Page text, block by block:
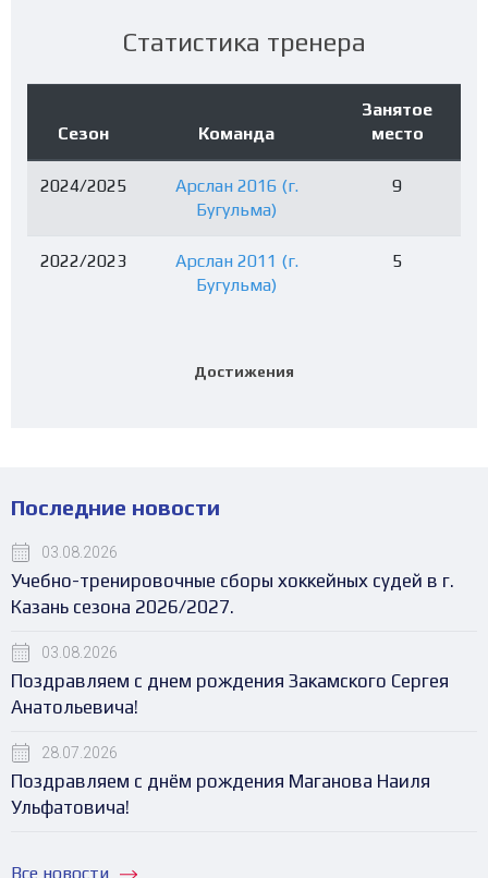
Статистика тренера
Сезон Команда
Занятое
место
2024/2025
Арслан 2016 (г.
Бугульма)
9
2022/2023
Арслан 2011 (г.
Бугульма)
5
Достижения
Последние новости
03.08.2026
Учебно-тренировочные сборы хоккейных судей в г.
Казань сезона 2026/2027.
03.08.2026
Поздравляем с днем рождения Закамского Сергея
Анатольевича!
28.07.2026
Поздравляем с днём рождения Маганова Наиля
Ульфатовича!
Все новости